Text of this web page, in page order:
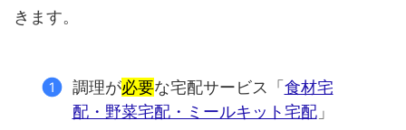
きます。
調理が必要な宅配サービス「食材宅
配・野菜宅配・ミールキット宅配」